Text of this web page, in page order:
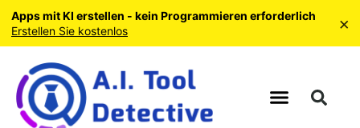
Apps mit KI erstellen - kein Programmieren erforderlich
Erstellen Sie kostenlos
×